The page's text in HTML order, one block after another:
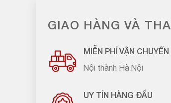
GIAO HÀNG VÀ
MIỄN PHÍ VẬN CHUYỂN
Nội thành Hà Nội
UY TÍN HÀNG ĐẦU